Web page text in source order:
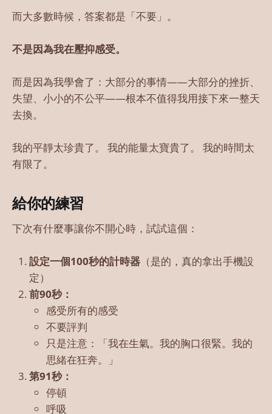
而大多數時候，答案都是「不要」。
不是因為我在壓抑感受。
而是因為我學會了：大部分的事情——大部分的挫折、
失望、小小的不公平——根本不值得我用接下來一整天
去換。
我的平靜太珍貴了。 我的能量太寶貴了。 我的時間太
有限了。
給你的練習
下次有什麼事讓你不開心時，試試這個：
設定一個100秒的計時器 （是的，真的拿出手機設
定）
前90秒：
感受所有的感受
不要評判
只是注意：「我在生氣。我的胸口很緊。我的
思緒在狂奔。」
第91秒：
停頓
呼吸